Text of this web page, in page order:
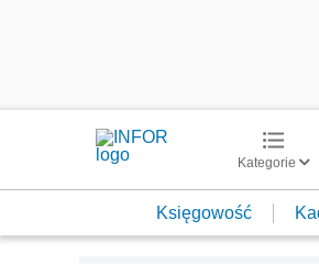
Kategorie
Księgowość